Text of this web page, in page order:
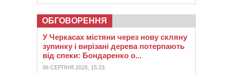
ОБГОВОРЕННЯ
У Черкасах містяни через нову скляну
зупинку і вирізані дерева потерпають
від спеки: Бондаренко о...
06 СЕРПНЯ 2026, 15:23